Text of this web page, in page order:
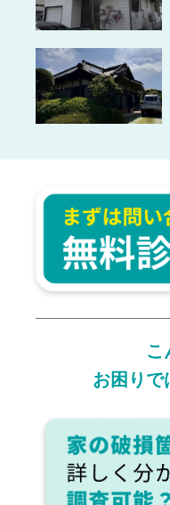
こ
お困りで